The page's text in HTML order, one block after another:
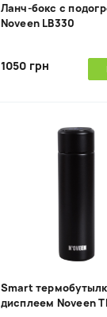
Ланч-бокс с
Noveen LB330
1050 грн
Smart
дисплеем Noveen